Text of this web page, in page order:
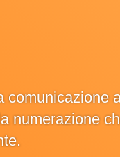
comunicazione
numerazione